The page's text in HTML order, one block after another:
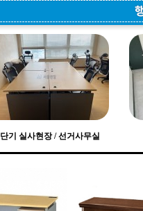
단기 실사현장 / 선거사무실